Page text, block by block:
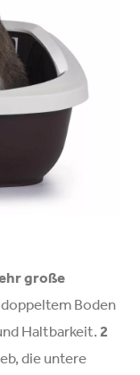
große
Boden
Haltbarkeit. 2
die untere